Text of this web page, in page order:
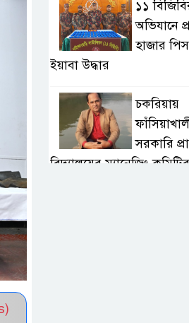
১১
অভিযানে
হাজার পিস
ইয়াবা উদ্ধার
চকরিয়ায়
সরকারি
বিদ্যালয়ের ম্যানেজিং কমিটির